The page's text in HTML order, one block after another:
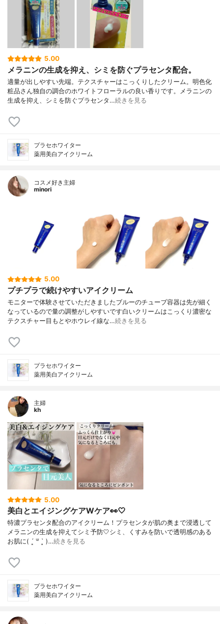
5.00
メラニンの生成を抑え、シミを防ぐプラセンタ配合。
適量が出しやすい先端。テクスチャーはこっくりしたクリーム。明色化
粧品さん独自の調合のホワイトフローラルの良い香りです。メラニンの
生成を抑え、シミを防ぐプラセンタ…続きを見る
プラセホワイター
薬用美白アイクリーム
コスメ好き主婦
minori
5.00
プチプラで続けやすいアイクリーム
モニターで体験させていただきましたブルーのチューブ容器は先が細く
なっているので量の調整がしやすいです白いクリームはこっくり濃密な
テクスチャー目もとやホウレイ線な…続きを見る
プラセホワイター
薬用美白アイクリーム
主婦
kh
5.00
美白とエイジングケアWケア👀🤍
特濃プラセンタ配合のアイクリーム！プラセンタが肌の奥まで浸透して
メラニンの生成を抑えてシミ予防🤍シミ、くすみを防いで透明感のある
お肌に( ´͈ ᐜ `͈ )…続きを見る
プラセホワイター
薬用美白アイクリーム